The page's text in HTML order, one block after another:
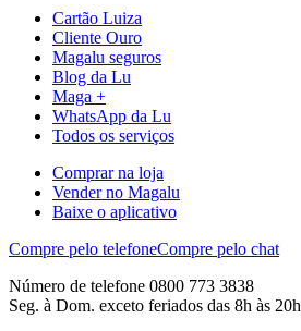
Cartão Luiza
Cliente Ouro
Magalu seguros
Blog da Lu
Maga +
WhatsApp da Lu
Todos os serviços
Comprar na loja
Vender no Magalu
Baixe o aplicativo
Compre pelo telefoneCompre pelo chat
Número de telefone 0800 773 3838
Seg. à Dom. exceto feriados das 8h às 20h